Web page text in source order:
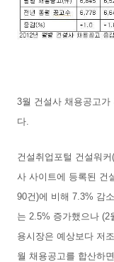
3월 건설사 채용공고
다.
건설취업포털 건설워
사 사이트에 등록된 건
90건)에 비해 7.3% 감
는 2.5% 증가했으나 (2
용시장은 예상보다 저
월 채용공고를 합산하